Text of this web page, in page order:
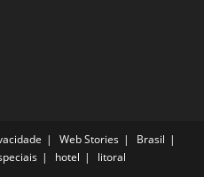
Web Stories
Brasil
hotel litoral